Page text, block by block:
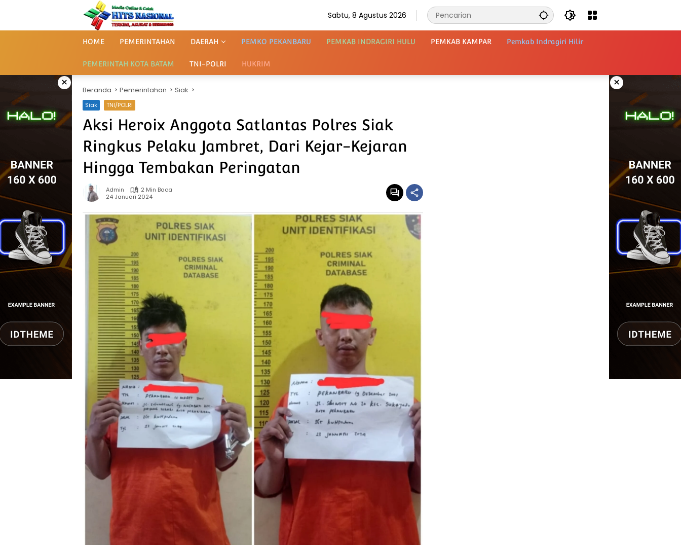
Sabtu, 8 Agustus 2026
HOME PEMERINTAHAN DAERAH PEMKO PEKANBARU PEMKAB INDRAGIRI HULU PEMKAB KAMPAR Pemkab Indragiri Hilir
PEMERINTAH KOTA BATAM TNI-POLRI HUKRIM
× ×
Beranda Pemerintahan Siak
Siak TNI/POLRI
Aksi Heroix Anggota Satlantas Polres Siak
Ringkus Pelaku Jambret, Dari Kejar-Kejaran
Hingga Tembakan Peringatan
Admin
2 Min Baca
24 Januari 2024